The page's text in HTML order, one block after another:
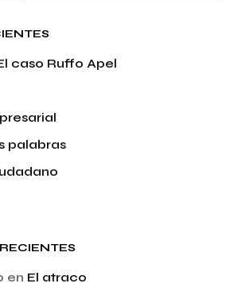
caso Ruffo Apel
palabras
en El atraco